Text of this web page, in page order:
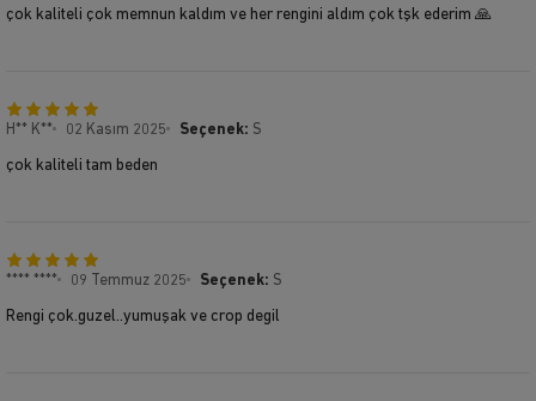
çok kaliteli çok memnun kaldım ve her rengini aldım çok tşk ederim 🙏
H** K** 02 Kasım 2025 Seçenek: S
çok kaliteli tam beden
**** **** 09 Temmuz 2025 Seçenek: S
Rengi çok.guzel..yumuşak ve crop degil